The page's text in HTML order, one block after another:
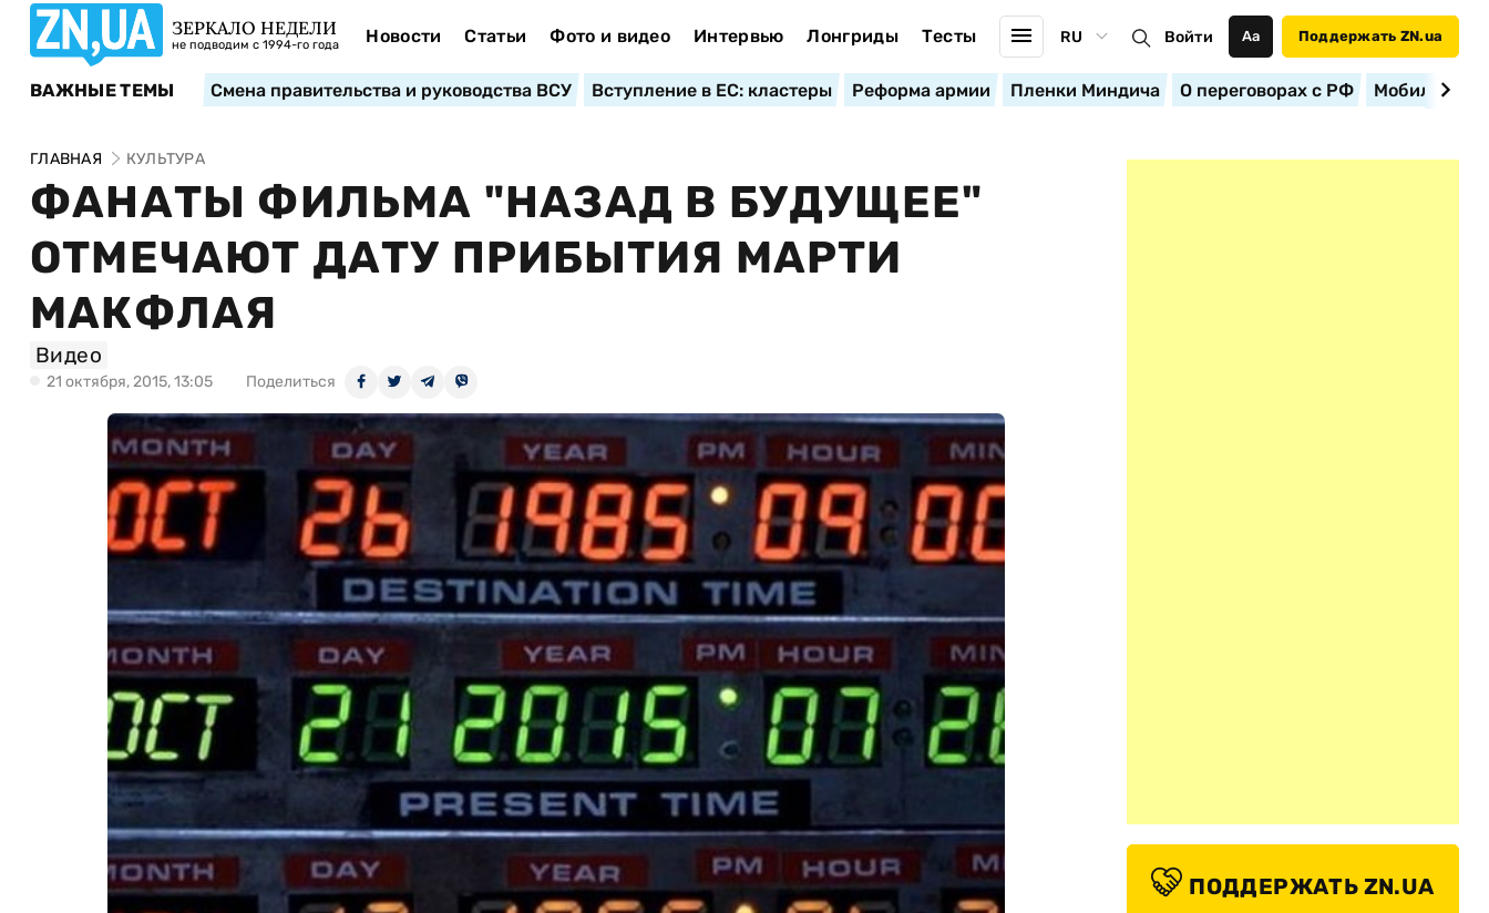
ЗЕРКАЛО НЕДЕЛИ
не подводим с 1994-го года Новости Статьи Фото и видео Интервью Лонгриды Тесты RU Войти Аа Поддержать ZN.ua
ВАЖНЫЕ ТЕМЫ Смена правительства и руководства ВСУ Вступление в ЕС: кластеры Реформа армии Пленки Миндича О переговорах с РФ
ГЛАВНАЯ КУЛЬТУРА
ФАНАТЫ ФИЛЬМА "НАЗАД В БУДУЩЕЕ"
ОТМЕЧАЮТ ДАТУ ПРИБЫТИЯ МАРТИ
МАКФЛАЯ
Видео
21 октября, 2015, 13:05 Поделиться
ПОДДЕРЖАТЬ ZN.UA